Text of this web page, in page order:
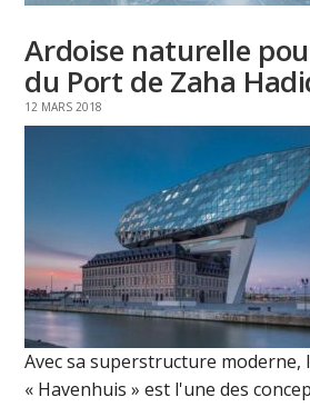
Ardoise naturelle
du Port de Zaha
12 MARS 2018
Avec sa superstructure moderne,
« Havenhuis » est l'une des